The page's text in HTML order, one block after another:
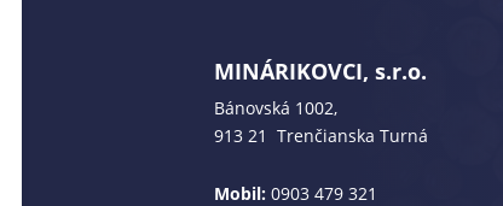
MINÁRIKOVCI, s.r.o.
Bánovská 1002,
913 21 Trenčianska Turná
Mobil: 0903 479 321